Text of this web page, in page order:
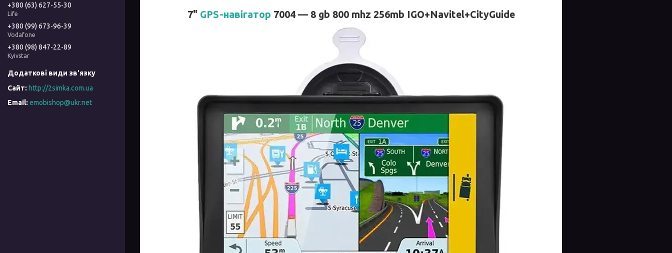
7" GPS-навігатор 7004 — 8 gb 800 mhz 256mb IGO+Navitel+CityGuide
+380 (63) 627-55-30
Life
+380 (99) 673-96-39
Vodafone
+380 (98) 847-22-89
Kyivstar
http://2simka.com.ua
emobishop@ukr.net